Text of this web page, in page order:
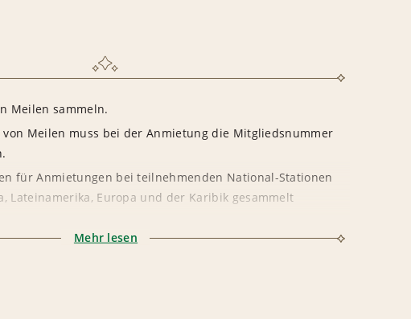
Meilen sammeln.
Meilen muss bei der Anmietung die Mitgliedsnummer
für Anmietungen bei teilnehmenden National-Stationen
Lateinamerika, Europa und der Karibik gesammelt
Anmietungen durch Reiseveranstalter sowie kostenlose
Mehr lesen